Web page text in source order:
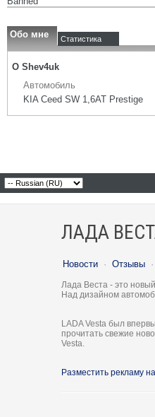
Обо мне Статистика
О Shev4uk
Автомобиль
KIA Ceed SW 1,6AT Prestige
ЛАДА
Новости · Отзывы ·
Лада Веста - это
Над дизайном
LADA Vesta был
прочитать свежие
Vesta.
Разместить рекламу